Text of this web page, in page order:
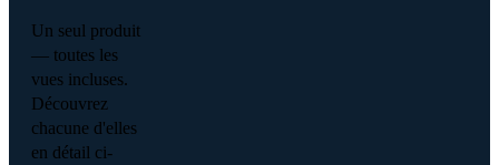
Un seul produit
— toutes les
vues incluses.
Découvrez
chacune d'elles
en détail ci-